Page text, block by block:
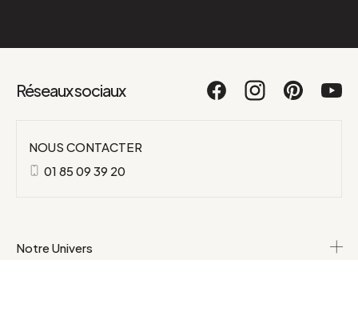
Réseaux sociaux
NOUS CONTACTER
01 85 09 39 20
Notre Univers